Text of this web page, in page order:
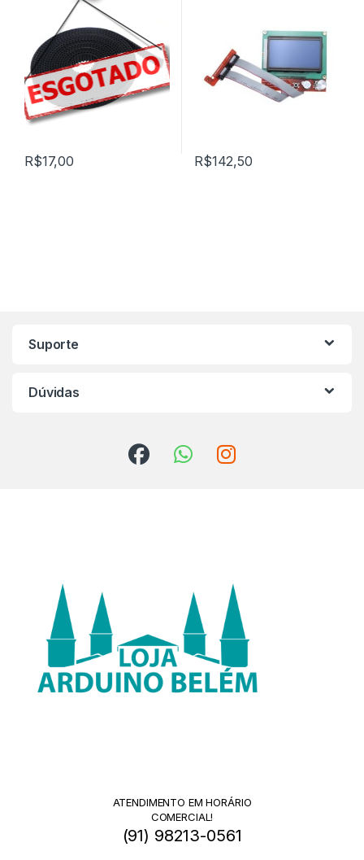
Todos da Categoria
R$17,00 R$142,50
Suporte
Dúvidas
ATENDIMENTO EM HORÁRIO
COMERCIAL!
(91) 98213-0561